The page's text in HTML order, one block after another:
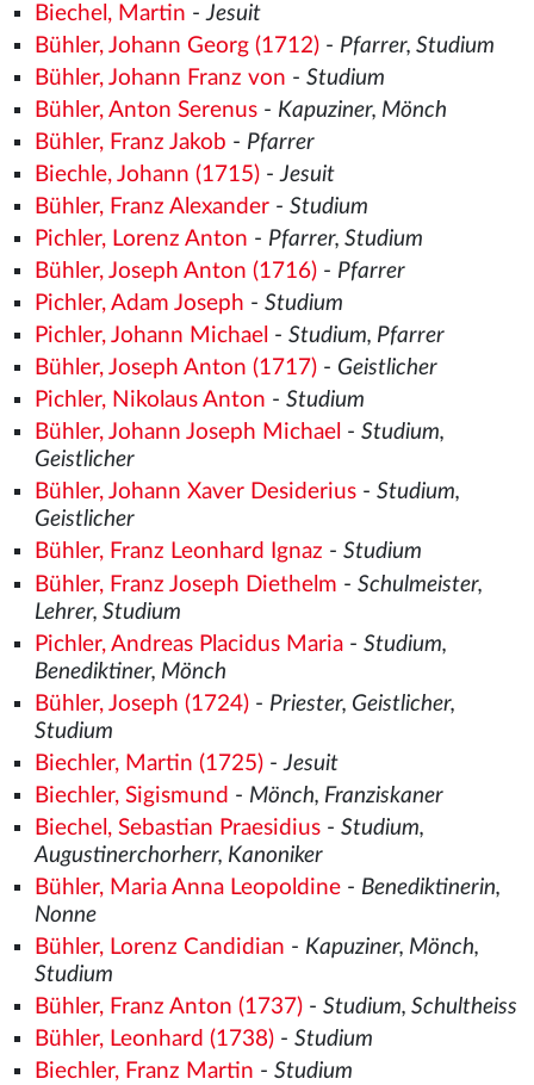
Biechel, Martin - Jesuit
Bühler, Johann Georg (1712)- Pfarrer, Studium
Bühler, Johann Franz von - Studium
Bühler, Anton Serenus- Kapuziner, Mönch
Bühler, Franz Jakob - Pfarrer
Biechle, Johann (1715)-Jesuit
Bühler, Franz Alexander- Studium
Pichler, Lorenz Anton - Pfarrer, Studium
Bühler, Joseph Anton (1716)- Pfarrer
Pichler, Adam Joseph - Studium
Pichler, Johann Michael - Studium, Pfarrer
Bühler, Joseph Anton (1717)- Geistlicher
Pichler, Nikolaus Anton - Studium
Bühler, Johann Joseph Michael - Studium,
Geistlicher
Bühler, Johann Xaver Desiderius- Studium,
Geistlicher
Bühler, Franz Leonhard Ignaz - Studium
Bühler, Franz Joseph Diethelm - Schulmeister,
Lehrer, Studium
Pichler, Andreas Placidus Maria- Studium,
Benediktiner, Mönch
Bühler, Joseph (1724)- Priester, Geistlicher,
Studium
Biechler, Martin (1725)- Jesuit
Biechler, Sigismund - Mönch, Franziskaner
Biechel, Sebastian Praesidius- Studium,
Augustinerchorherr, Kanoniker
Bühler, Maria Anna Leopoldine- Benediktinerin,
Nonne
Bühler, Lorenz Candidian - Kapuziner, Mönch,
Studium
Bühler, Franz Anton (1737)- Studium, Schultheiss
Bühler, Leonhard (1738)- Studium
Biechler, Franz Martin - Studium